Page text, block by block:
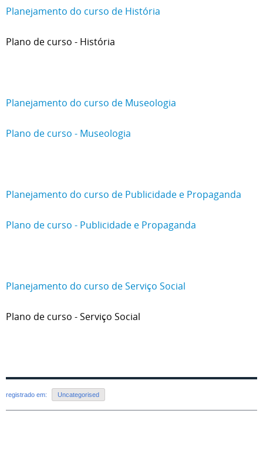
Planejamento do curso de História
Plano de curso - História
Planejamento do curso de Museologia
Plano de curso - Museologia
Planejamento do curso de Publicidade e Propaganda
Plano de curso - Publicidade e Propaganda
Planejamento do curso de Serviço Social
Plano de curso - Serviço Social
registrado em: Uncategorised